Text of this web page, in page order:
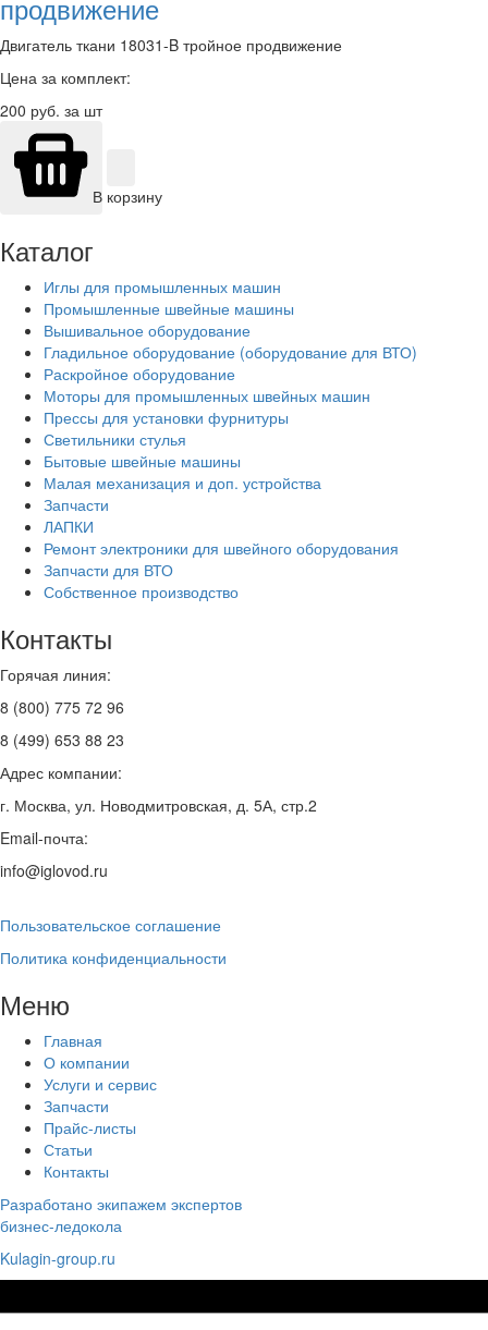
продвижение
Двигатель ткани 18031-B тройное продвижение
Цена за комплект:
200 руб. за шт
В корзину
Каталог
Иглы для промышленных машин
Промышленные швейные машины
Вышивальное оборудование
Гладильное оборудование (оборудование для ВТО)
Раскройное оборудование
Моторы для промышленных швейных машин
Прессы для установки фурнитуры
Светильники стулья
Бытовые швейные машины
Малая механизация и доп. устройства
Запчасти
ЛАПКИ
Ремонт электроники для швейного оборудования
Запчасти для ВТО
Собственное производство
Контакты
Горячая линия:
8 (800) 775 72 96
8 (499) 653 88 23
Адрес компании:
г. Москва, ул. Новодмитровская, д. 5А, стр.2
Email-почта:
info@iglovod.ru
Пользовательское соглашение
Политика конфиденциальности
Меню
Главная
О компании
Услуги и сервис
Запчасти
Прайс-листы
Статьи
Контакты
Разработано экипажем экспертов
бизнес-ледокола
Kulagin-group.ru